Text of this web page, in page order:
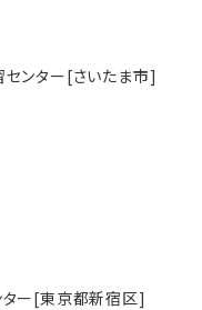
ンター[さいたま市]
ター[東京都新宿区]